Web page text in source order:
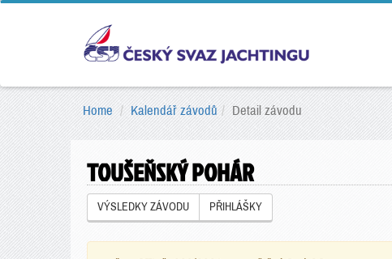
Home Kalendář závodů Detail závodu
TOUŠEŇSKÝ POHÁR
VÝSLEDKY ZÁVODU PŘIHLÁŠKY